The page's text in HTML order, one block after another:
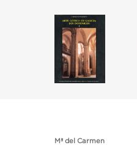
Mª del Carmen